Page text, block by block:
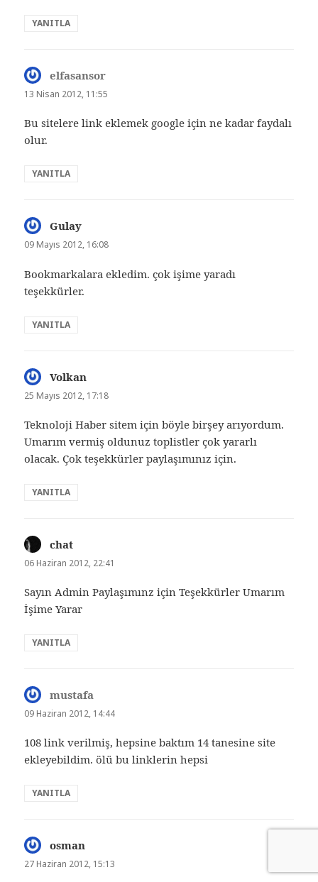
YANITLA
elfasansor
ki:
13 Nisan 2012, 11:55
Bu sitelere link eklemek google için ne kadar faydalı
olur.
YANITLA
Gulay
ki:
09 Mayıs 2012, 16:08
Bookmarkalara ekledim. çok işime yaradı
teşekkürler.
YANITLA
Volkan
ki:
25 Mayıs 2012, 17:18
Teknoloji Haber sitem için böyle birşey arıyordum.
Umarım vermiş oldunuz toplistler çok yararlı
olacak. Çok teşekkürler paylaşımınız için.
YANITLA
chat
ki:
06 Haziran 2012, 22:41
Sayın Admin Paylaşımınz için Teşekkürler Umarım
İşime Yarar
YANITLA
mustafa
ki:
09 Haziran 2012, 14:44
108 link verilmiş, hepsine baktım 14 tanesine site
ekleyebildim. ölü bu linklerin hepsi
YANITLA
osman
ki:
27 Haziran 2012, 15:13